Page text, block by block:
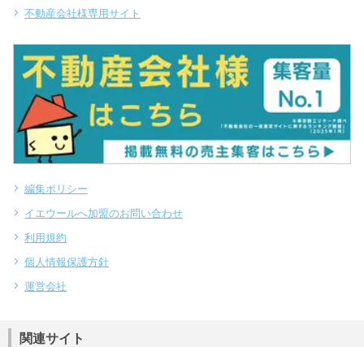
不動産会社様専用サイト
編集ポリシー
イエウールへ加盟のお問い合わせ
利用規約
個人情報保護方針
運営会社
関連サイト